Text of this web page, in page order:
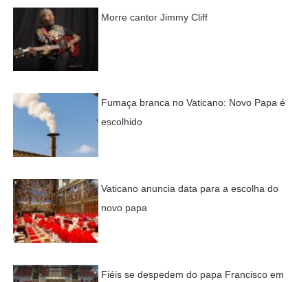
Morre cantor Jimmy Cliff
Fumaça branca no Vaticano: Novo Papa é
escolhido
Vaticano anuncia data para a escolha do
novo papa
Fiéis se despedem do papa Francisco em